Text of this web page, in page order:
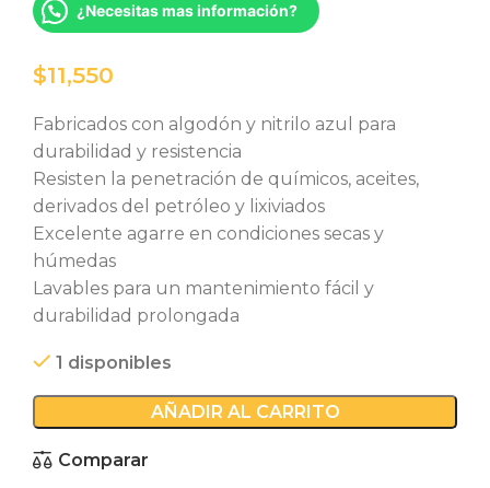
¿Necesitas mas información?
$
Fabricados con algodón y nitrilo azul para
durabilidad y resistencia
Resisten la penetración de químicos, aceites,
derivados del petróleo y lixiviados
Excelente agarre en condiciones secas y
húmedas
Lavables para un mantenimiento fácil y
durabilidad prolongada
1 disponibles
AÑADIR AL CARRITO
Comparar